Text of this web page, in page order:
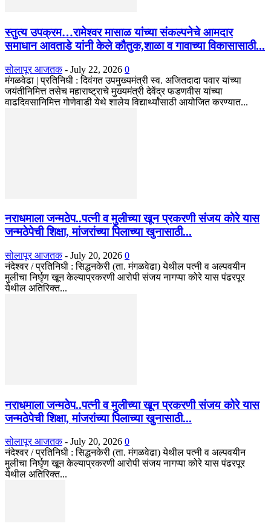
स्तुत्य उपक्रम…रामेश्वर मासाळ यांच्या संकल्पनेचे आमदार
समाधान आवताडे यांनी केले कौतुक,शाळा व गावाच्या विकासासाठी...
सोलापूर आजतक - July 22, 2026 0
मंगळवेढा | प्रतिनिधी : दिवंगत उपमुख्यमंत्री स्व. अजितदादा पवार यांच्या
जयंतीनिमित्त तसेच महाराष्ट्राचे मुख्यमंत्री देवेंद्र फडणवीस यांच्या
वाढदिवसानिमित्त गोणेवाडी येथे शालेय विद्यार्थ्यांसाठी आयोजित करण्यात...
नराधमाला जन्मठेप..पत्नी व मुलीच्या खून प्रकरणी संजय कोरे यास
जन्मठेपेची शिक्षा, मांजरांच्या पिलाच्या खुनासाठी...
सोलापूर आजतक - July 20, 2026 0
नंदेश्वर / प्रतिनिधी : सिद्धनकेरी (ता. मंगळवेढा) येथील पत्नी व अल्पवयीन
मुलीचा निर्घृण खून केल्याप्रकरणी आरोपी संजय नागप्पा कोरे यास पंढरपूर
येथील अतिरिक्त...
नराधमाला जन्मठेप..पत्नी व मुलीच्या खून प्रकरणी संजय कोरे यास
जन्मठेपेची शिक्षा, मांजरांच्या पिलाच्या खुनासाठी...
सोलापूर आजतक - July 20, 2026 0
नंदेश्वर / प्रतिनिधी : सिद्धनकेरी (ता. मंगळवेढा) येथील पत्नी व अल्पवयीन
मुलीचा निर्घृण खून केल्याप्रकरणी आरोपी संजय नागप्पा कोरे यास पंढरपूर
येथील अतिरिक्त...